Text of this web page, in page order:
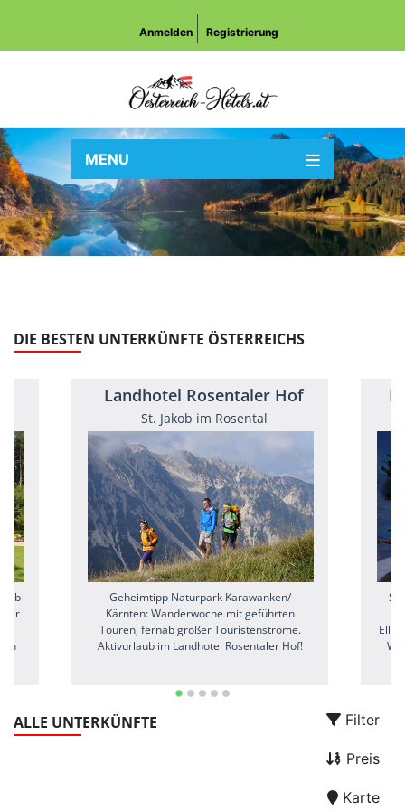
Anmelden Registrierung
MENU
DIE BESTEN UNTERKÜNFTE ÖSTERREICHS
Landhotel Rosentaler Hof
St. Jakob im Rosental
Geheimtipp Naturpark Karawanken/
Kärnten: Wanderwoche mit geführten
Touren, fernab großer Touristenströme.
Aktivurlaub im Landhotel Rosentaler Hof!
in
ALLE UNTERKÜNFTE Filter
Preis
Karte